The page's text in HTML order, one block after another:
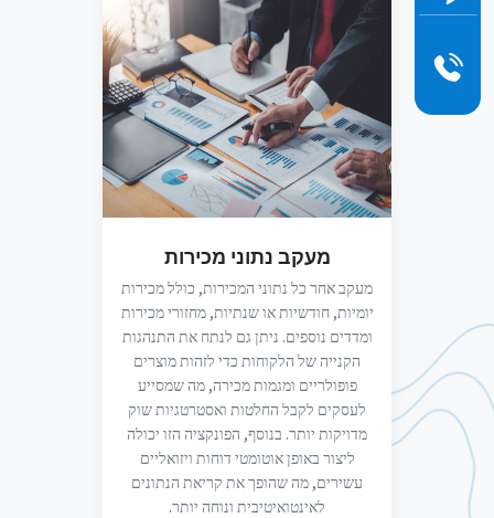
מעקב נתוני מכירות
מעקב אחר כל נתוני המכירות, כולל מכירות
יומיות, חודשיות או שנתיות, מחזורי מכירות
ומדדים נוספים. ניתן גם לנתח את התנהגות
הקנייה של הלקוחות כדי לזהות מוצרים
פופולריים ומגמות מכירה, מה שמסייע
לעסקים לקבל החלטות ואסטרטגיות שוק
מדויקות יותר. בנוסף, הפונקציה הזו יכולה
ליצור באופן אוטומטי דוחות ויזואליים
עשירים, מה שהופך את קריאת הנתונים
לאינטואיטיבית ונוחה יותר.